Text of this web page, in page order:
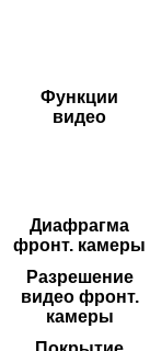
Функции
видео
Диафрагма
фронт. камеры
Разрешение
видео фронт.
камеры